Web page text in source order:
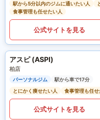
駅から5分以内のジムに通いたい人
食事管理も任せたい人
公式サイトを見る
アスピ (ASPI)
柏店
パーソナルジム
駅から車で17分
とにかく痩せたい人
食事管理も任せ
公式サイトを見る